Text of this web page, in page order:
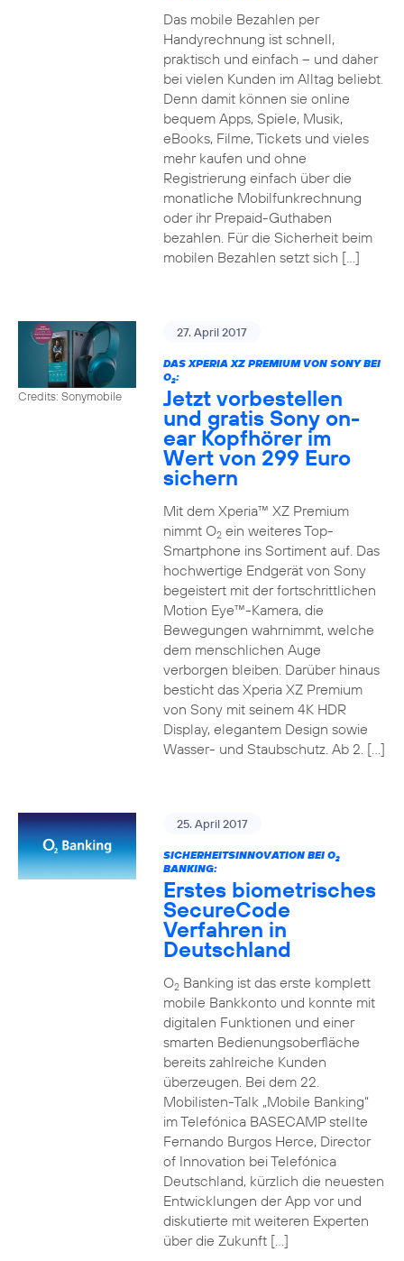
Das mobile Bezahlen per
Handyrechnung ist schnell,
praktisch und einfach – und daher
bei vielen Kunden im Alltag beliebt.
Denn damit können sie online
bequem Apps, Spiele, Musik,
eBooks, Filme, Tickets und vieles
mehr kaufen und ohne
Registrierung einfach über die
monatliche Mobilfunkrechnung
oder ihr Prepaid-Guthaben
bezahlen. Für die Sicherheit beim
mobilen Bezahlen setzt sich […]
Credits: Sonymobile
27. April 2017
DAS XPERIA XZ PREMIUM VON SONY BEI
O2:
Jetzt vorbestellen
und gratis Sony on-
ear Kopfhörer im
Wert von 299 Euro
sichern
Mit dem Xperia™ XZ Premium
nimmt O2ein weiteres Top-
Smartphone ins Sortiment auf. Das
hochwertige Endgerät von Sony
begeistert mit der fortschrittlichen
Motion Eye™-Kamera, die
Bewegungen wahrnimmt, welche
dem menschlichen Auge
verborgen bleiben. Darüber hinaus
besticht das Xperia XZ Premium
von Sony mit seinem 4K HDR
Display, elegantem Design sowie
Wasser- und Staubschutz. Ab 2. […]
25. April 2017
SICHERHEITSINNOVATION BEI O2
BANKING:
Erstes biometrisches
SecureCode
Verfahren in
Deutschland
O2Banking ist das erste komplett
mobile Bankkonto und konnte mit
digitalen Funktionen und einer
smarten Bedienungsoberfläche
bereits zahlreiche Kunden
überzeugen. Bei dem 22.
Mobilisten-Talk „Mobile Banking“
im Telefónica BASECAMP stellte
Fernando Burgos Herce, Director
of Innovation bei Telefónica
Deutschland, kürzlich die neuesten
Entwicklungen der App vor und
diskutierte mit weiteren Experten
über die Zukunft […]